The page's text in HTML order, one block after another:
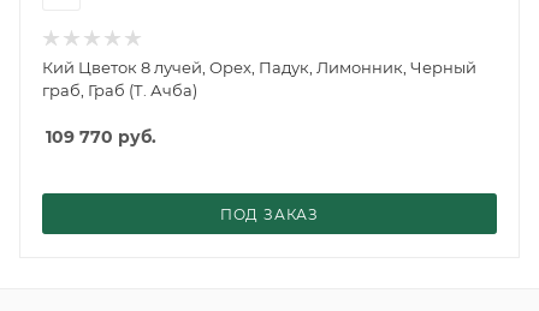
Кий Цветок 8 лучей, Орех, Падук, Лимонник, Черный
граб, Граб (Т. Ачба)
109 770 руб.
ПОД ЗАКАЗ